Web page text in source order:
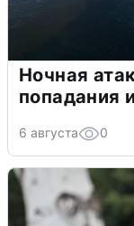
Ночная
попадания
6 августа 0